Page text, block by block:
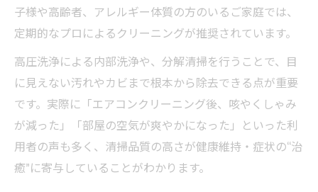
子様や高齢者、アレルギー体質の方のいるご家庭では、
定期的なプロによるクリーニングが推奨されています。
高圧洗浄による内部洗浄や、分解清掃を行うことで、目
に見えない汚れやカビまで根本から除去できる点が重要
です。実際に「エアコンクリーニング後、咳やくしゃみ
が減った」「部屋の空気が爽やかになった」といった利
用者の声も多く、清掃品質の高さが健康維持・症状の“治
癒”に寄与していることがわかります。